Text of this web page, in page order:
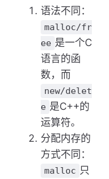
语法不同：
malloc/fr
ee 是一个C
语言的函
数，而
new/delet
e 是C++的
运算符。
分配内存的
方式不同：
malloc 只